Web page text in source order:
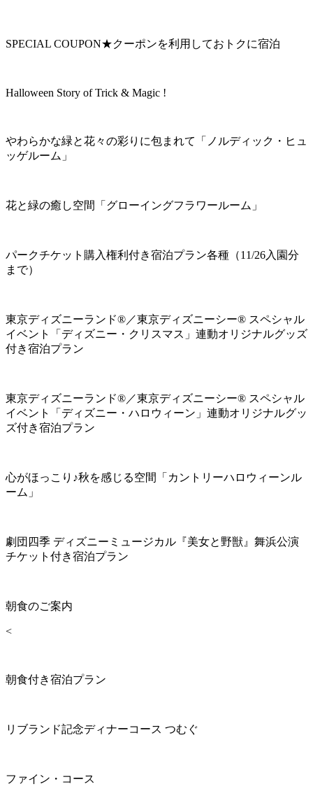
SPECIAL COUPON★クーポンを利用しておトクに宿泊
Halloween Story of Trick & Magic !
やわらかな緑と花々の彩りに包まれて「ノルディック・ヒュ
ッゲルーム」
花と緑の癒し空間「グローイングフラワールーム」
パークチケット購入権利付き宿泊プラン各種（11/26入園分
まで）
東京ディズニーランド®／東京ディズニーシー® スペシャル
イベント「ディズニー・クリスマス」連動オリジナルグッズ
付き宿泊プラン
東京ディズニーランド®／東京ディズニーシー® スペシャル
イベント「ディズニー・ハロウィーン」連動オリジナルグッ
ズ付き宿泊プラン
心がほっこり♪秋を感じる空間「カントリーハロウィーンル
ーム」
劇団四季 ディズニーミュージカル『美女と野獣』舞浜公演
チケット付き宿泊プラン
朝食のご案内
<
朝食付き宿泊プラン
リブランド記念ディナーコース つむぐ
ファイン・コース